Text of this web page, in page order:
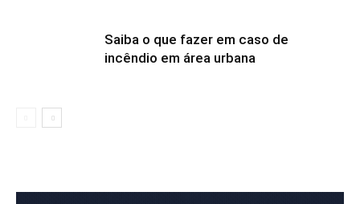
Saiba o que fazer em caso de
incêndio em área urbana